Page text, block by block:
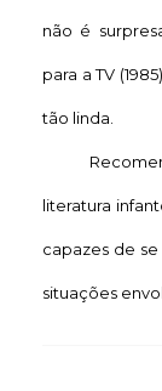
não é
para a TV
tão linda.
literatura
capazes de
situações